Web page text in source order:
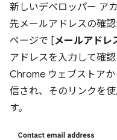
新しいデベロッパー ア
先メールアドレスの確
ページで [メールアドレ
アドレスを入力して確
Chrome ウェブストア
信され、そのリンクを
す。